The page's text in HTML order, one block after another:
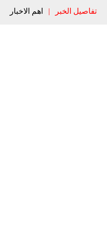
تفاصيل الخبر | اهم الاخبار